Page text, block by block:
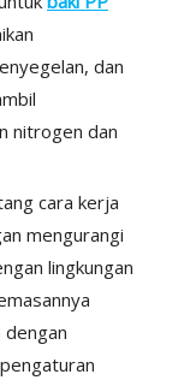
dan
nitrogen dan
cara kerja
mengurangi
lingkungan
dengan